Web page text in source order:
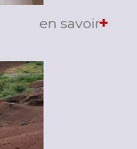
en savoir